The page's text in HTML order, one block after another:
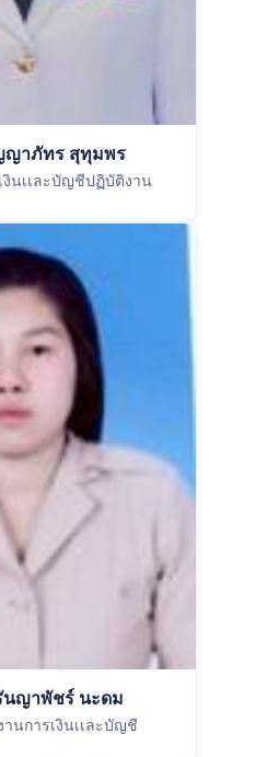
ญาภัทร สุทุมพร
งินเเละบัญชีปฏิบัติงาน
นญาพัชร์ นะดม
นการเงินเเละบัญชี